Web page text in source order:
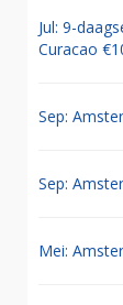
Jul: 9-
Curacao
Sep:
Sep:
Mei: